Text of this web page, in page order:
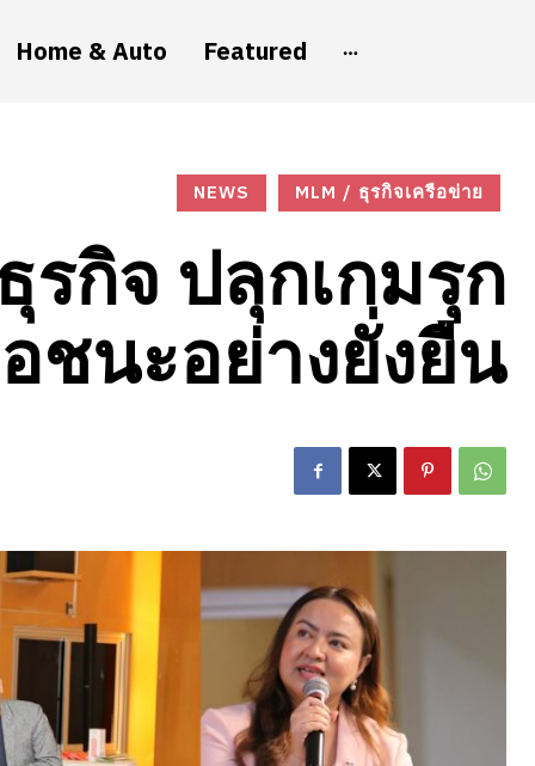
Home & Auto Featured
NEWS MLM / ธุรกิจเครือข่าย
กิจ ปลุกเกมรุก
ชนะอย่างยั่งยืน